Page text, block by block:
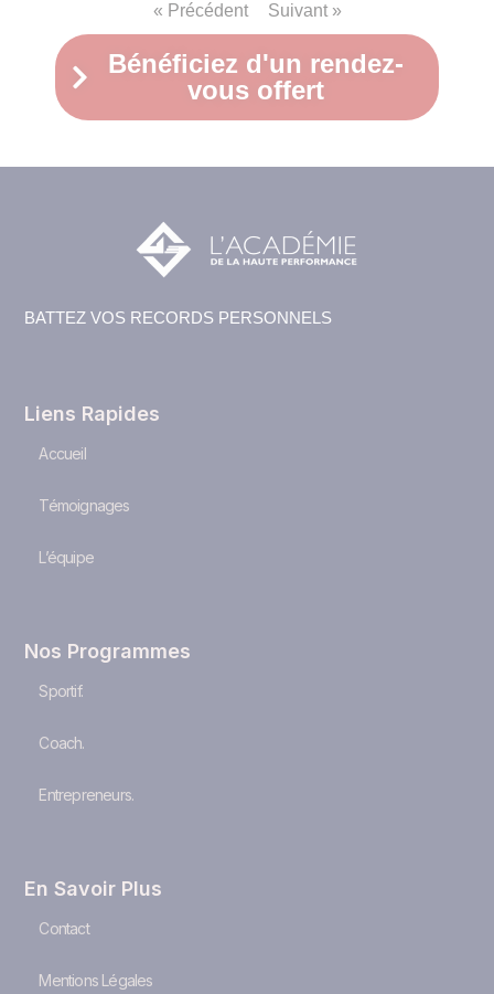
« Précédent Suivant »
Bénéficiez d'un rendez-
vous offert
BATTEZ VOS RECORDS PERSONNELS
Liens Rapides
Accueil
Témoignages
L’équipe
Nos Programmes
Sportif.
Coach.
Entrepreneurs.
En Savoir Plus
Contact
Mentions Légales